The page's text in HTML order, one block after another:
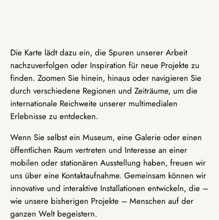
Die Karte lädt dazu ein, die Spuren unserer Arbeit
nachzuverfolgen oder Inspiration für neue Projekte zu
finden. Zoomen Sie hinein, hinaus oder navigieren Sie
durch verschiedene Regionen und Zeiträume, um die
internationale Reichweite unserer multimedialen
Erlebnisse zu entdecken.
Wenn Sie selbst ein Museum, eine Galerie oder einen
öffentlichen Raum vertreten und Interesse an einer
mobilen oder stationären Ausstellung haben, freuen wir
uns über eine Kontaktaufnahme. Gemeinsam können wir
innovative und interaktive Installationen entwickeln, die –
wie unsere bisherigen Projekte – Menschen auf der
ganzen Welt begeistern.